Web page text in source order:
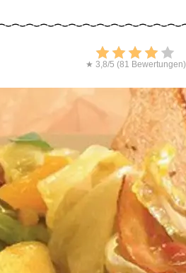
Bewerten
★ 3,8/5 (81 Bewertungen)